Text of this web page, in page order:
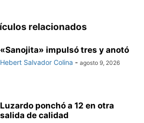
relacionados
«Sanojita» impulsó tres y anotó
Hebert Salvador Colina - agosto 9, 2026
Luzardo ponchó a 12 en otra
salida de calidad